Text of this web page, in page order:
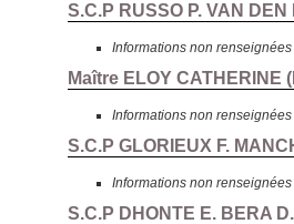
S.C.P RUSSO P. VAN DEN
Informations non
Maître ELOY CATHERINE (
Informations non
S.C.P GLORIEUX F.
Informations non
S.C.P DHONTE E. BERA